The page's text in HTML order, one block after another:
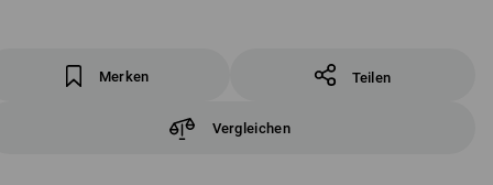
Merken Teilen
Vergleichen